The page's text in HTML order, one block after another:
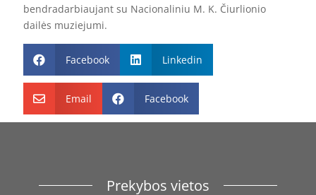
bendradarbiaujant su Nacionaliniu M. K. Čiurlionio
dailės muziejumi.
 Facebook  Linkedin
 Email  Facebook
Prekybos vietos